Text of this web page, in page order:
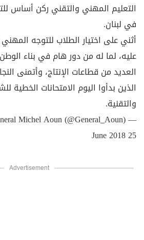
التعليم المهني والتقني ركن أساس
في لبنان.
أثني على اختيار الطلاب للتوجه
عليه، لما له من دور هام في بناء
العديد من قطاعات الإنتاج، وأتمنى
الذين بدأوا اليوم الامتحانات الخطية
والتقنية.
— General Michel Aoun (@General_Aoun)
25 June 2018
Advertisement